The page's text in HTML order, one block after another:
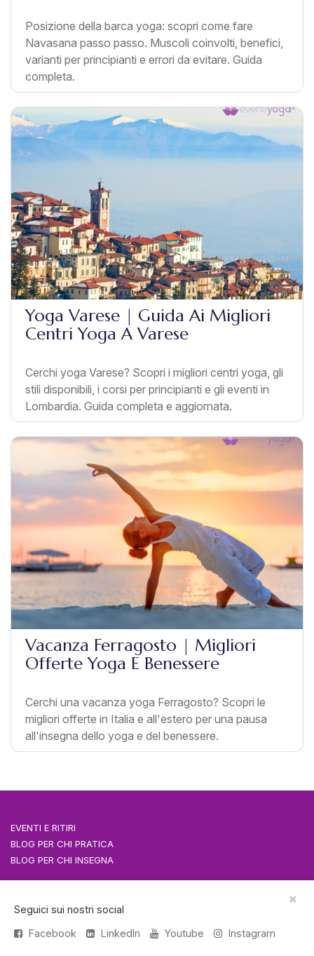
Posizione della barca yoga: scopri come fare
Navasana passo passo. Muscoli coinvolti, benefici,
varianti per principianti e errori da evitare. Guida
completa.
Yoga Varese | Guida Ai Migliori
Centri Yoga A Varese
Cerchi yoga Varese? Scopri i migliori centri yoga, gli
stili disponibili, i corsi per principianti e gli eventi in
Lombardia. Guida completa e aggiornata.
Vacanza Ferragosto | Migliori
Offerte Yoga E Benessere
Cerchi una vacanza yoga Ferragosto? Scopri le
migliori offerte in Italia e all'estero per una pausa
all'insegna dello yoga e del benessere.
EVENTI E RITIRI
BLOG PER CHI PRATICA
BLOG PER CHI INSEGNA
EVENTI YOGA SRLS
P.IVA 02010190433
Seguici sui nostri social
Facebook
LinkedIn Youtube Instagram